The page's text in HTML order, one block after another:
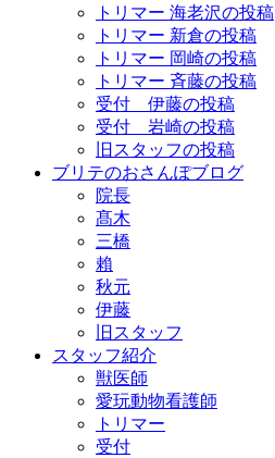
トリマー 海老沢の投稿
トリマー 新倉の投稿
トリマー 岡崎の投稿
トリマー 斉藤の投稿
受付 伊藤の投稿
受付 岩崎の投稿
旧スタッフの投稿
ブリテのおさんぽブログ
院長
髙木
三橋
賴
秋元
伊藤
旧スタッフ
スタッフ紹介
獣医師
愛玩動物看護師
トリマー
受付